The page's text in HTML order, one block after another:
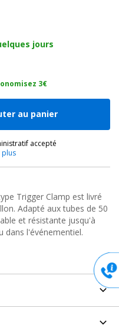
jours
3€
au panier
accepté
plus
Trigger Clamp est livré
Adapté aux tubes de 50
et résistante jusqu'à
dans l'événementiel.